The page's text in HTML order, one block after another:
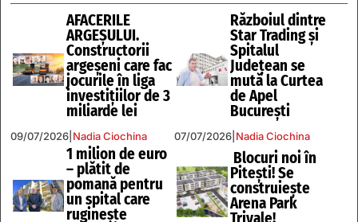
AFACERILE
ARGEŞULUI.
Constructorii
argeşeni care fac
jocurile în liga
investiţiilor de 3
miliarde lei
09/07/2026 Nadia Ciochina
Războiul dintre
Star Trading şi
Spitalul
Judeţean se
mută la Curtea
de Apel
Bucureşti
07/07/2026 Nadia Ciochina
1 milion de euro
– plătit de
pomană pentru
un spital care
rugineşte
Blocuri noi în
Pitești! Se
construiește
Arena Park
Trivale!